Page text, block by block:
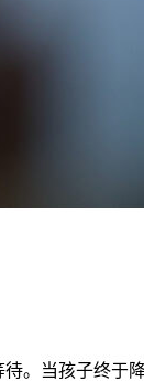
。当孩子终于